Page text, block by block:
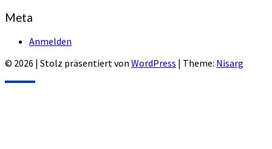
Meta
Anmelden
© 2026 | Stolz präsentiert von WordPress | Theme: Nisarg